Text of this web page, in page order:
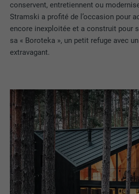
conservent, entretiennent ou
Stramski a profité de l’occasion pour
encore inexploitée et a construit pour
sa « Boroteka », un petit refuge avec
extravagant.